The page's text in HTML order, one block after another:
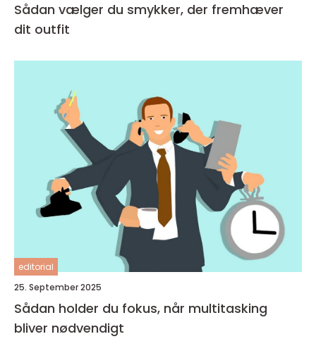
Sådan vælger du smykker, der fremhæver
dit outfit
editorial
25. September 2025
Sådan holder du fokus, når multitasking
bliver nødvendigt